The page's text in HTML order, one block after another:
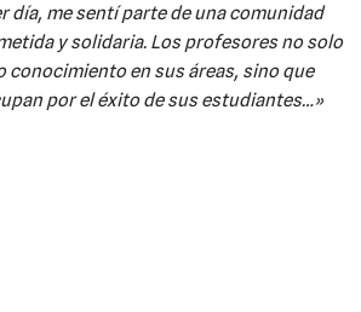
día, me sentí parte de una comunidad
y solidaria. Los profesores no solo
conocimiento en sus áreas, sino que
por el éxito de sus estudiantes…»